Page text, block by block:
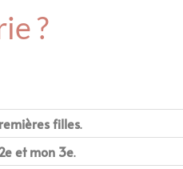
?
filles.
et mon 3e.